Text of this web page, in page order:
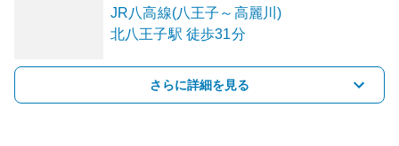
JR八高線(八王子～高麗川)
北八王子駅 徒歩31分
さらに詳細を見る